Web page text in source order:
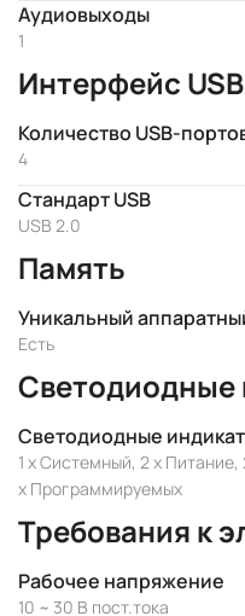
Аудиовыходы
1
Интерфейс USB
Количество USB-
4
Стандарт USB
USB 2.0
Память
Уникальный
Есть
Светодиодные
Светодиодные
1 x Системный, 2 x Питание,
x Программируемых
Требования к
Рабочее напряжение
10 ~ 30 В пост.тока